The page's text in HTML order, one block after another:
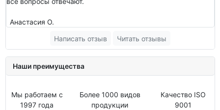
Анастасия О.
Написать отзыв
Читать отзывы
Наши преимущества
Мы работаем с
1997 года
Более 1000 видов
продукции
Качество ISO
9001